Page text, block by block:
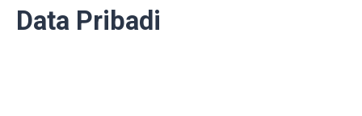
Data Pribadi